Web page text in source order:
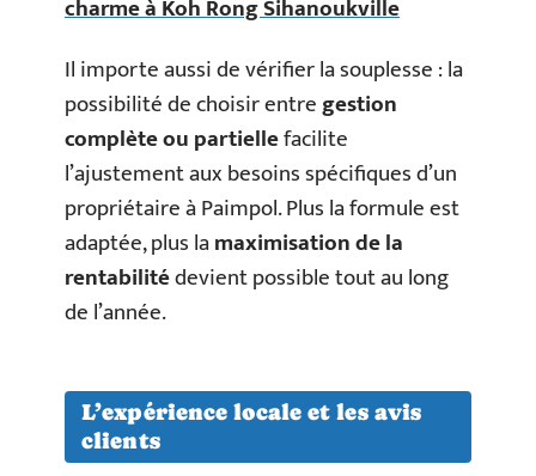
charme à Koh Rong Sihanoukville
Il importe aussi de vérifier la souplesse : la
possibilité de choisir entregestion
complète ou partiellefacilite
l’ajustement aux besoins spécifiques d’un
propriétaire à Paimpol. Plus la formule est
adaptée, plus lamaximisation de la
rentabilitédevient possible tout au long
de l’année.
L’expérience locale et les avis
clients